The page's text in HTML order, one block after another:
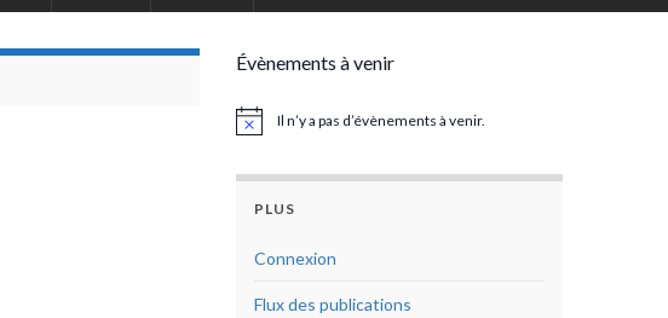
Évènements à venir
NoticeIl n’y a pas d’évènements à venir.
PLUS
Connexion
Flux des publications